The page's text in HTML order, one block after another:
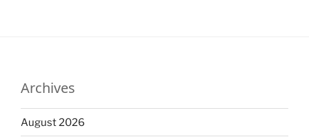
Archives
August 2026